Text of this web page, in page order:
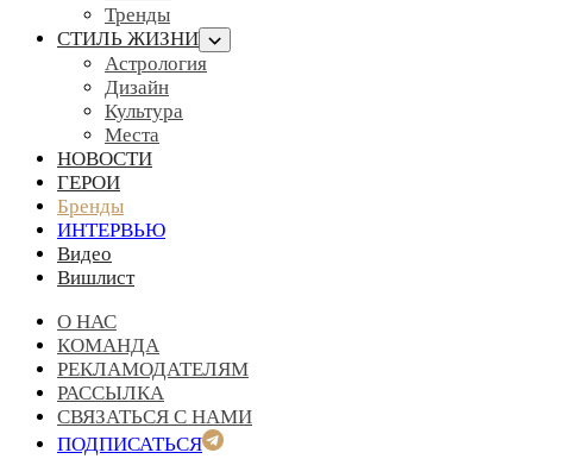
Тренды
СТИЛЬ ЖИЗНИ
Астрология
Дизайн
Культура
Места
НОВОСТИ
ГЕРОИ
Бренды
ИНТЕРВЬЮ
Видео
Вишлист
О НАС
КОМАНДА
РЕКЛАМОДАТЕЛЯМ
РАССЫЛКА
СВЯЗАТЬСЯ С НАМИ
ПОДПИСАТЬСЯ